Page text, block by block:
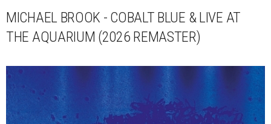
MICHAEL BROOK - COBALT BLUE & LIVE AT
THE AQUARIUM (2026 REMASTER)